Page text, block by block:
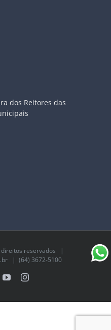
dos Reitores das
reservados |
| (64) 3672-5100
YouTubeInstagram